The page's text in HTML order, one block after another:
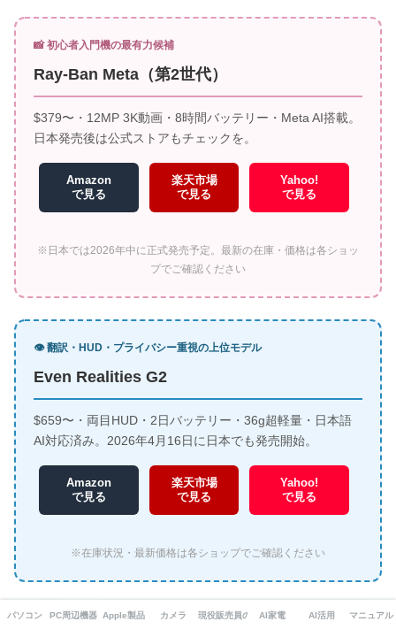
📸 初心者入門機の最有力候補
Ray-Ban Meta（第2世代）
$379〜・12MP 3K動画・8時間バッテリー・Meta AI搭載。
日本発売後は公式ストアもチェックを。
Amazon
で見る
楽天市場
で見る
Yahoo!
で見る
※日本では2026年中に正式発売予定。最新の在庫・価格は各ショッ
プでご確認ください
👁️ 翻訳・HUD・プライバシー重視の上位モデル
Even Realities G2
$659〜・両目HUD・2日バッテリー・36g超軽量・日本語
AI対応済み。2026年4月16日に日本でも発売開始。
Amazon
で見る
楽天市場
で見る
Yahoo!
で見る
※在庫状況・最新価格は各ショップでご確認ください
パソコン PC周辺機器・ガジェット
Apple製品 カメラ 現役販売員の本音AI家電 AI活用 マニュアル